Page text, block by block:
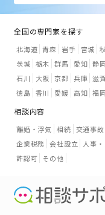
全国の専門家を探す
北海道 青森 岩手 宮城
茨城 栃木 群馬 愛知 静
石川
大阪 京都 兵庫 滋賀
徳島 香川 愛媛 高知 福
相談内容
離婚・浮気 相続 交通事故
企業税務 会社設立 人事
許認可 その他